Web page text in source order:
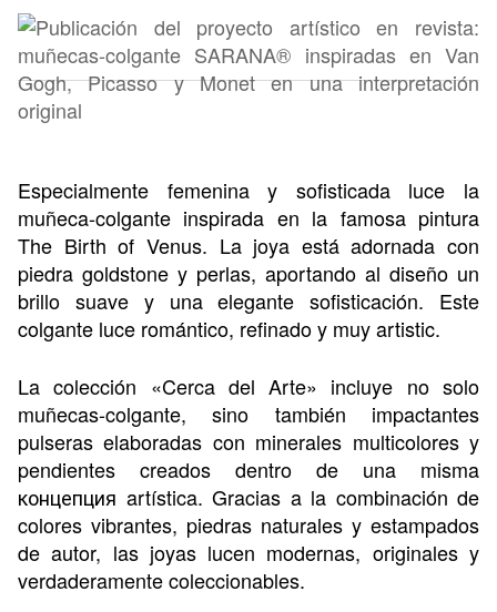
Especialmente femenina y sofisticada luce la
muñeca-colgante inspirada en la famosa pintura
The Birth of Venus. La joya está adornada con
piedra goldstone y perlas, aportando al diseño un
brillo suave y una elegante sofisticación. Este
colgante luce romántico, refinado y muy artistic.
La colección «Cerca del Arte» incluye no solo
muñecas-colgante, sino también impactantes
pulseras elaboradas con minerales multicolores y
pendientes creados dentro de una misma
концепция artística. Gracias a la combinación de
colores vibrantes, piedras naturales y estampados
de autor, las joyas lucen modernas, originales y
verdaderamente coleccionables.